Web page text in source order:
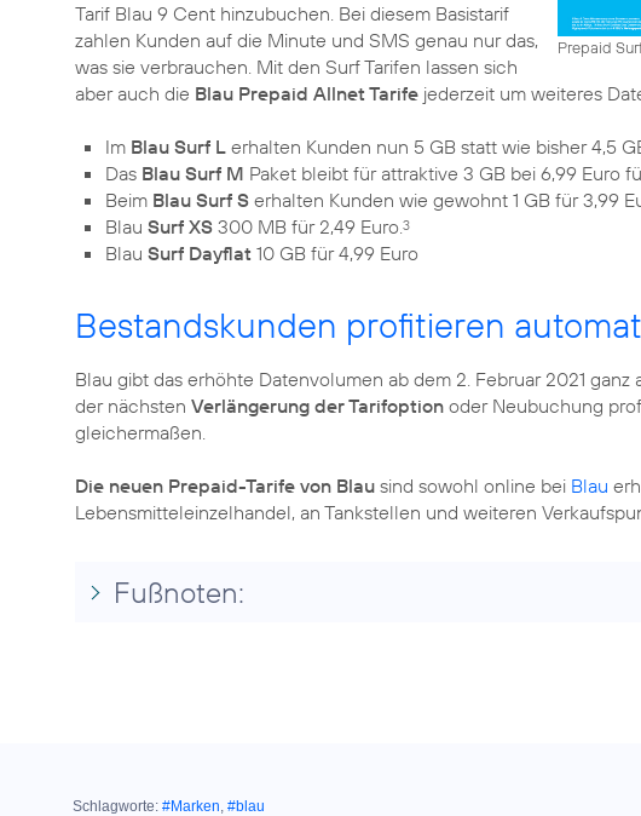
Prepaid
Tarif Blau 9 Cent hinzubuchen. Bei diesem Basistarif
zahlen Kunden auf die Minute und SMS genau nur das,
was sie verbrauchen. Mit den Surf Tarifen lassen sich
aber auch die Blau Prepaid Allnet Tarife jederzeit um weiteres
Im Blau Surf L erhalten Kunden nun 5 GB statt wie bisher 4,5
Das Blau Surf M Paket bleibt für attraktive 3 GB bei 6,99 Euro
Beim Blau Surf S erhalten Kunden wie gewohnt 1 GB für 3,99
Blau Surf XS 300 MB für 2,49 Euro.3
Blau Surf Dayflat 10 GB für 4,99 Euro
Bestandskunden profitieren
Blau gibt das erhöhte Datenvolumen ab dem 2. Februar 2021
der nächsten Verlängerung der Tarifoption oder Neubuchung
gleichermaßen.
Die neuen Prepaid-Tarife von Blau sind sowohl online bei Blau
Lebensmitteleinzelhandel, an Tankstellen und weiteren
Fußnoten:
Schlagworte: #Marken, #blau